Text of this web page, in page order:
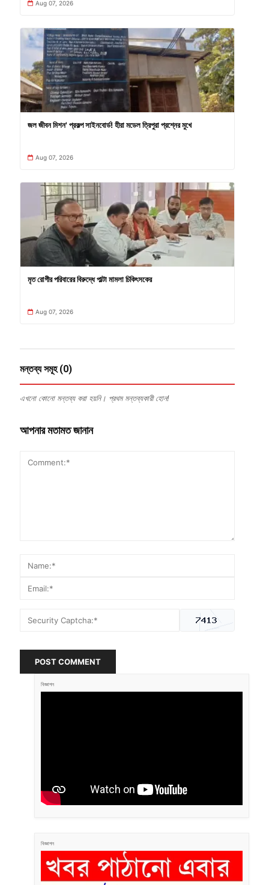
Aug 07, 2026
জল জীবন মিশন' প্রকল্প সাইনবোর্ড! হীরা মডেল ত্রিপুরা প্রশ্নের মুখে
Aug 07, 2026
মৃত রোগীর পরিবারের বিরুদ্ধে পাল্টা মামলা চিকিৎসকের
Aug 07, 2026
মন্তব্য সমূহ (0)
এখনো কোনো মন্তব্য করা হয়নি। প্রথম মন্তব্যকারী হোন!
আপনার মতামত জানান
POST COMMENT
বিজ্ঞাপন
বিজ্ঞাপন